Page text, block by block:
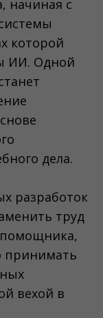
начиная с
которой
ИИ. Одной
дела.
разработок
труд
помощника,
принимать
вехой в